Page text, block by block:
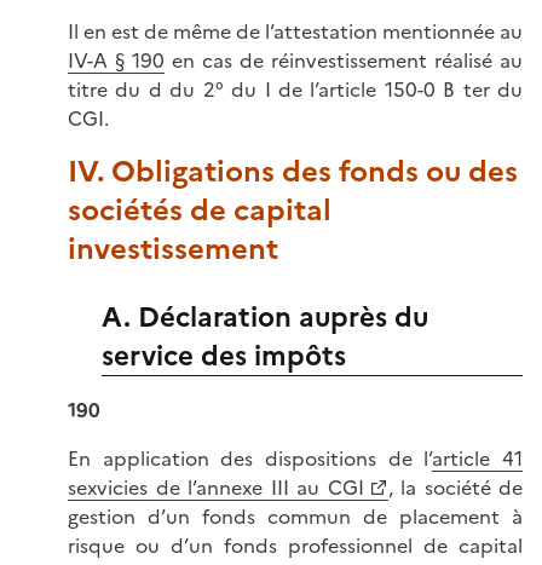
Il en est de même de l’attestation mentionnée au
IV-A § 190 en cas de réinvestissement réalisé au
titre du d du 2° du I de l’article 150-0 B ter du
CGI.
IV. Obligations des fonds ou des
sociétés de capital
investissement
A. Déclaration auprès du
service des impôts
190
En application des dispositions de l’article 41
sexvicies de l’annexe III au CGI
, la société de
gestion d’un fonds commun de placement à
risque ou d’un fonds professionnel de capital